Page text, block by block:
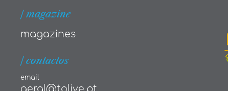
| magazine
magazines
| contactos
email